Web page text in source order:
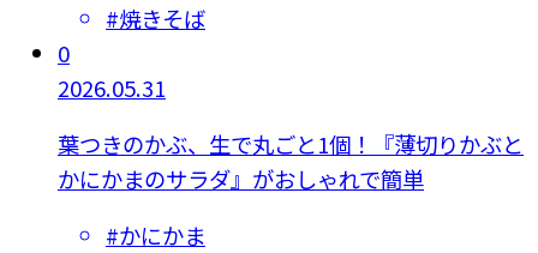
#焼きそば
0
2026.05.31
葉つきのかぶ、生で丸ごと1個！『薄切りかぶと
かにかまのサラダ』がおしゃれで簡単
#かにかま